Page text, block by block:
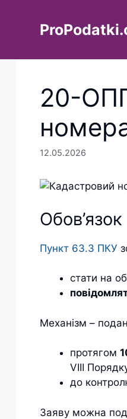
20-
12.05.2026
Пункт 63.3 ПКУ
стати на
Механізм –
протягом
VIII
до
Заяву можна